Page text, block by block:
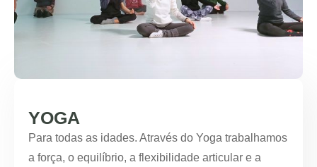
YOGA
Para todas as idades. Através do Yoga trabalhamos
a força, o equilíbrio, a flexibilidade articular e a